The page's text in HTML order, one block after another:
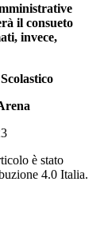
il consueto
invece,
è stato
4.0 Italia.